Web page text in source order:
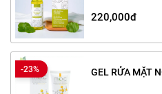
220,000đ
-23% GEL RỬA MẶT